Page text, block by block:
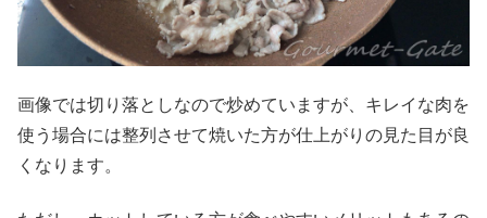
画像では切り落としなので炒めていますが、キレイな肉を
使う場合には整列させて焼いた方が仕上がりの見た目が良
くなります。